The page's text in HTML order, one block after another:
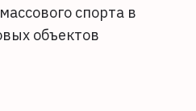
спорта в
объектов